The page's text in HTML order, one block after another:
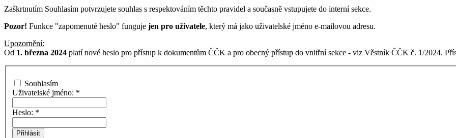
Zaškrtnutím Souhlasím potvrzujete souhlas s respektováním těchto pravidel a současně vstupujete do interní sekce.
Pozor! Funkce "zapomenuté heslo" funguje jen pro uživatele, který má jako uživatelské jméno e-mailovou adresu.
Upozornění:
Od 1. března 2024 platí nové heslo pro přístup k dokumentům ČČK a pro obecný přístup do vnitřní sekce - viz Věstník ČČK č. 1/2024.
Souhlasím
Uživatelské jméno: *
Heslo: *